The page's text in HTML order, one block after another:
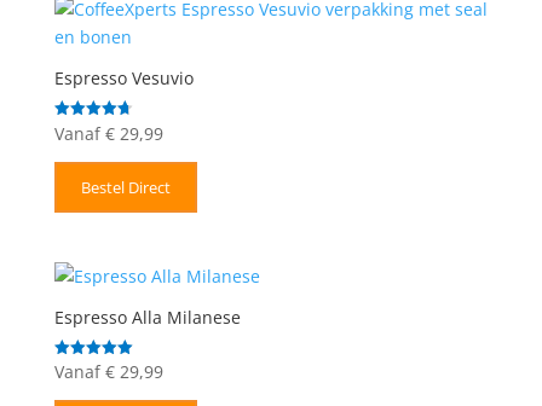
Espresso Vesuvio
Gewaardeerd
4.71
Vanaf €29,99
Bestel Direct
Espresso Alla Milanese
Gewaardeerd
5.00
uit 5
Vanaf €29,99